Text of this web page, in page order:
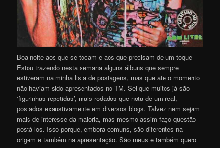
Boa noite aos que se tocam e aos que precisam de um toque.
Estou trazendo nesta semana alguns álbuns que sempre
estiveram na minha lista de postagens, mas que até o momento
não haviam sido apresentados no TM. Sei que muitos já são
‘figurinhas repetidas’, mais rodados que nota de um real,
postados exaustivamente em diversos blogs. Talvez nem sejam
mais de interesse da maioria, mas mesmo assim faço questão
postá-los. Isso porque, embora comuns, são diferentes na
origem e também na apresentação. São meus e também quero